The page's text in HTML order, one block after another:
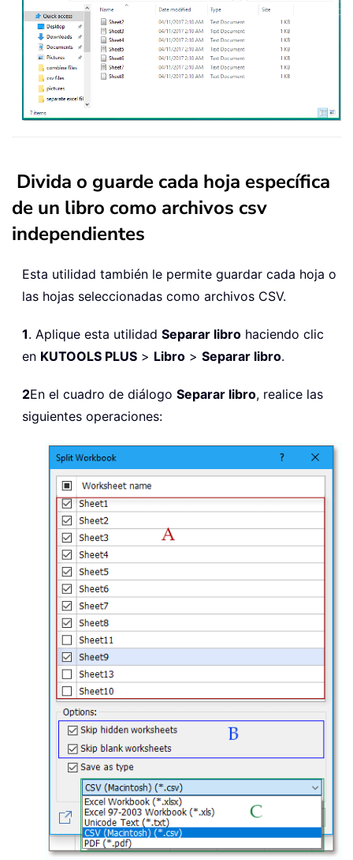
Divida o guarde cada hoja específica
de un libro como archivos csv
independientes
Esta utilidad también le permite guardar cada hoja o
las hojas seleccionadas como archivos CSV.
1. Aplique esta utilidad Separar libro haciendo clic
en KUTOOLS PLUS > Libro > Separar libro.
2En el cuadro de diálogo Separar libro, realice las
siguientes operaciones: